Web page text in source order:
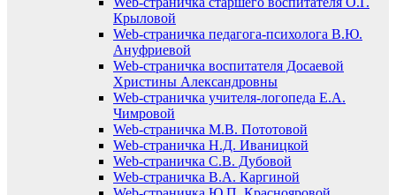
Крыловой
Web-страничка педагога-психолога В.Ю.
Ануфриевой
Web-страничка воспитателя Досаевой
Христины Александровны
Web-страничка учителя-логопеда Е.А.
Чимровой
Web-страничка М.В. Пототовой
Web-страничка Н.Д. Иваницкой
Web-страничка С.В. Дубовой
Web-страничка В.А. Каргиной